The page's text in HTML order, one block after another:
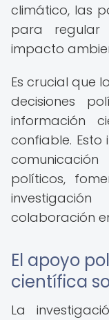
climático, las
para regular
impacto
Es crucial que
decisiones
información
confiable.
políticos,
colaboración
El apoyo
científica
La